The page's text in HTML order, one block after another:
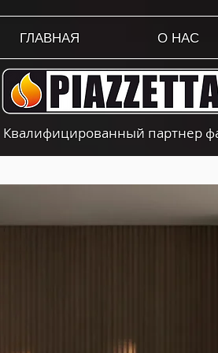
ГЛАВНАЯ О НАС
Квалифицированный партнер